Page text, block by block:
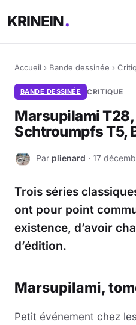
KRINEIN
Accueil › Bande dessinée ›
BANDE DESSINÉE CRITIQUE
Marsupilami
Schtroumpfs T5,
P Par plienard · 17
Trois séries
ont pour point
existence, d’avoir
d’édition.
Marsupilami,
Petit événement chez